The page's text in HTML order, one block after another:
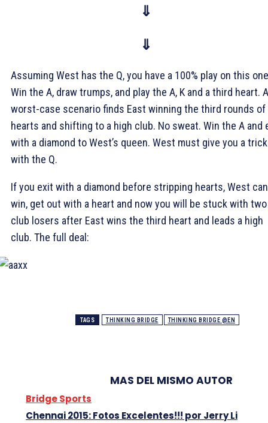
⇓
⇓
Assuming West has the Q, you have a 100% play on this
Win the A, draw trumps, and play the A, K and a third heart. A
worst-case scenario finds East winning the third rounds of
hearts and shifting to a high club. No sweat. Win the A and
with a diamond to West’s queen. West must give you a trick
with the Q.
If you exit with a diamond before stripping hearts, West can
win, get out with a heart and now you will be stuck with two
club losers after East wins the third heart and leads a high
club. The full deal:
TAGS THINKING BRIDGE THINKING BRIDGE @EN
MAS DEL MISMO AUTOR
Bridge Sports
Chennai 2015: Fotos Excelentes!!! por Jerry Li